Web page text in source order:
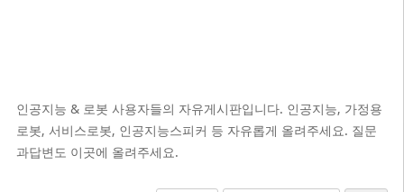
인공지능 & 로봇 사용자들의 자유게시판입니다. 인공지능, 가정용
로봇, 서비스로봇, 인공지능스피커 등 자유롭게 올려주세요. 질문
과답변도 이곳에 올려주세요.